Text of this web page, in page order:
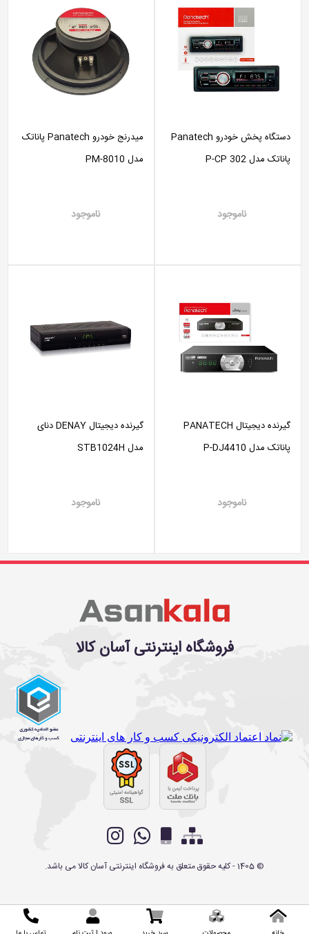
دستگاه پخش خودرو Panatech
پاناتک مدل P-CP 302
ناموجود
میدرنج خودرو Panatech پاناتک
مدل PM-8010
ناموجود
گیرنده دیجیتال PANATECH
پاناتک مدل P-DJ4410
ناموجود
گیرنده دیجیتال DENAY دنای
مدل STB1024H
ناموجود
فروشگاه اینترنتی آسان کالا
©
1405- کلیه حقوق متعلق بهفروشگاه اینترنتی آسان کالامی باشد.